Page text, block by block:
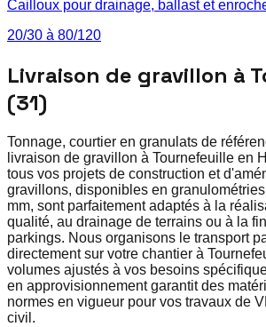
Cailloux pour drainage, ballast et
20/30 à 80/120
Livraison de gravillon à
(31)
Tonnage, courtier en granulats de
livraison de gravillon à Tournefeuille en
tous vos projets de construction et
gravillons, disponibles en
mm, sont parfaitement adaptés à la
qualité, au drainage de terrains ou à la
parkings. Nous organisons le transport
directement sur votre chantier à
volumes ajustés à vos besoins
en approvisionnement garantit des
normes en vigueur pour vos travaux de
civil.